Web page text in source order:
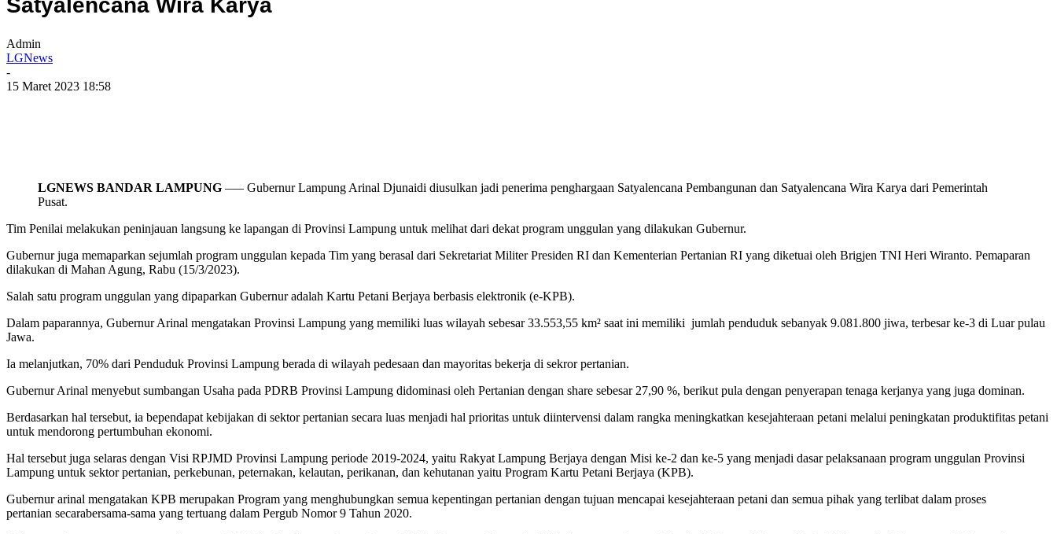
Satyalencana Wira Karya
Admin
LGNews
-
15 Maret 2023 18:58
LGNEWS BANDAR LAMPUNG —– Gubernur Lampung Arinal Djunaidi diusulkan jadi penerima penghargaan Satyalencana Pembangunan dan Satyalencana Wira Karya dari Pemerintah
Pusat.
Tim Penilai melakukan peninjauan langsung ke lapangan di Provinsi Lampung untuk melihat dari dekat program unggulan yang dilakukan Gubernur.
Gubernur juga memaparkan sejumlah program unggulan kepada Tim yang berasal dari Sekretariat Militer Presiden RI dan Kementerian Pertanian RI yang diketuai oleh Brigjen TNI Heri Wiranto. Pemaparan
dilakukan di Mahan Agung, Rabu (15/3/2023).
Salah satu program unggulan yang dipaparkan Gubernur adalah Kartu Petani Berjaya berbasis elektronik (e-KPB).
Dalam paparannya, Gubernur Arinal mengatakan Provinsi Lampung yang memiliki luas wilayah sebesar 33.553,55 km² saat ini memiliki jumlah penduduk sebanyak 9.081.800 jiwa, terbesar ke-3 di Luar pulau
Jawa.
Ia melanjutkan, 70% dari Penduduk Provinsi Lampung berada di wilayah pedesaan dan mayoritas bekerja di sekror pertanian.
Gubernur Arinal menyebut sumbangan Usaha pada PDRB Provinsi Lampung didominasi oleh Pertanian dengan share sebesar 27,90 %, berikut pula dengan penyerapan tenaga kerjanya yang juga dominan.
Berdasarkan hal tersebut, ia bependapat kebijakan di sektor pertanian secara luas menjadi hal prioritas untuk diintervensi dalam rangka meningkatkan kesejahteraan petani melalui peningkatan produktifitas petani
untuk mendorong pertumbuhan ekonomi.
Hal tersebut juga selaras dengan Visi RPJMD Provinsi Lampung periode 2019-2024, yaitu Rakyat Lampung Berjaya dengan Misi ke-2 dan ke-5 yang menjadi dasar pelaksanaan program unggulan Provinsi
Lampung untuk sektor pertanian, perkebunan, peternakan, kelautan, perikanan, dan kehutanan yaitu Program Kartu Petani Berjaya (KPB).
Gubernur arinal mengatakan KPB merupakan Program yang menghubungkan semua kepentingan pertanian dengan tujuan mencapai kesejahteraan petani dan semua pihak yang terlibat dalam proses
pertanian secarabersama-sama yang tertuang dalam Pergub Nomor 9 Tahun 2020.